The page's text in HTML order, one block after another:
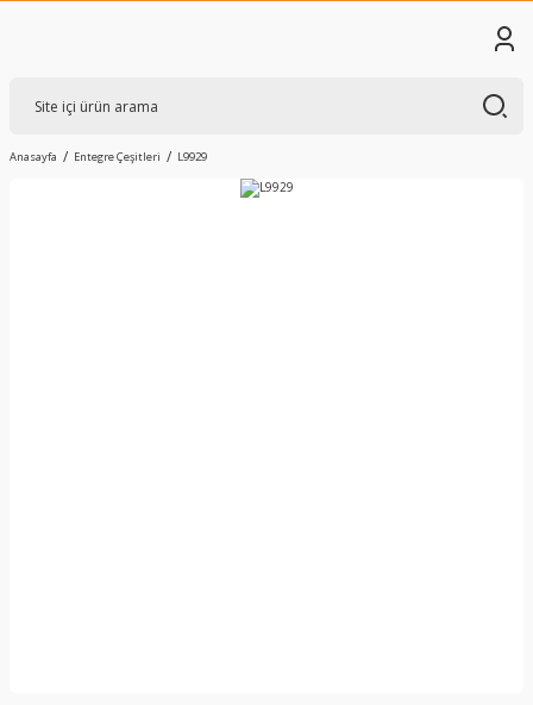
Anasayfa Entegre Çeşitleri L9929